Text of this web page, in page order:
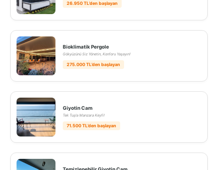
26.950 TL’den başlayan
Bioklimatik Pergole
Gökyüzünü Siz Yönetin, Konforu Yaşayın!
275.000 TL’den başlayan
Giyotin Cam
Tek Tuşla Manzara Keyfi!
71.500 TL’den başlayan